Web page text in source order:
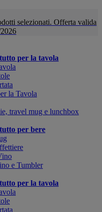
selezionati. Offerta valida
per la tavola
la Tavola
travel mug e lunchbox
per bere
e Tumbler
per la tavola